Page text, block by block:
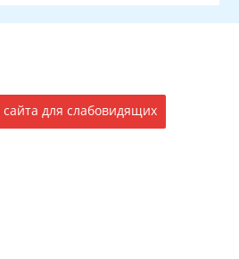
сайта для слабовидящих